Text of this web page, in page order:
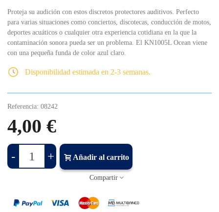
Proteja su audición con estos discretos protectores auditivos. Perfecto
para varias situaciones como conciertos, discotecas, conducción de motos,
deportes acuáticos o cualquier otra experiencia cotidiana en la que la
contaminación sonora pueda ser un problema. El KN1005L Ocean viene
con una pequeña funda de color azul claro.
Disponibilidad estimada en 2-3 semanas.
Referencia: 08242
4,00 €
- + Añadir al carrito
Compartir